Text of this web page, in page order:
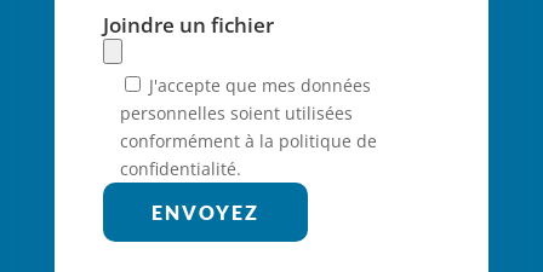
Joindre un fichier
J'accepte que mes données
personnelles soient utilisées
conformément à la politique de
confidentialité.